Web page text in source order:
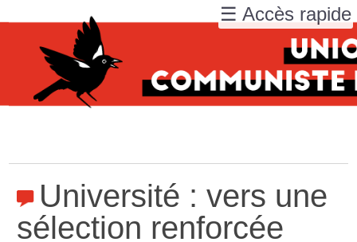
Université : vers une
sélection renforcée
☰ Accès rapide